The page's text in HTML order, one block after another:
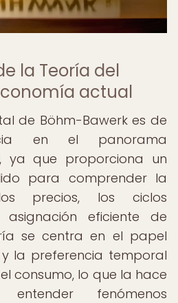
la Teoría del
actual
de Böhm-Bawerk es de
en el panorama
ya que proporciona un
para comprender la
precios, los ciclos
eficiente de
se centra en el papel
la preferencia temporal
consumo, lo que la hace
fenómenos